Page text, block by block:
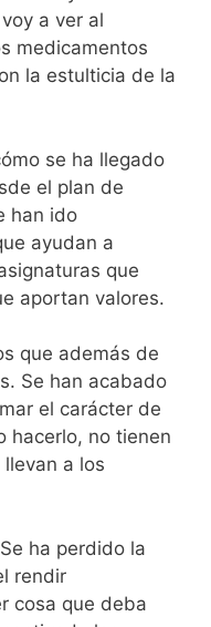
a ver al
medicamentos
la estulticia de la
se ha llegado
el plan de
han ido
ayudan a
que
aportan valores.
que además de
Se han acabado
el carácter de
hacerlo, no tienen
a los
ha perdido la
rendir
cosa que deba